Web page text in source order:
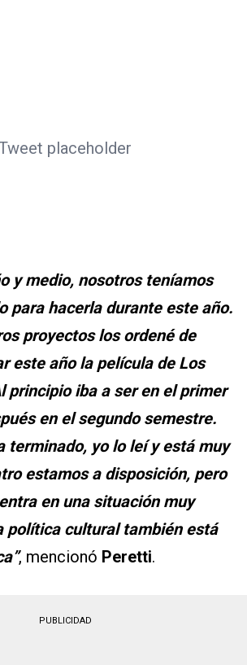
placeholder
y medio, nosotros teníamos
para hacerla durante este año.
proyectos los ordené de
este año la película de Los
principio iba a ser en el primer
en el segundo semestre.
terminado, yo lo leí y está muy
estamos a disposición, pero
en una situación muy
política cultural también está
, mencionó Peretti.
PUBLICIDAD